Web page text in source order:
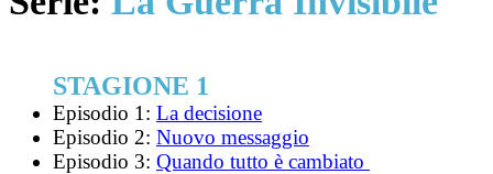
STAGIONE 1
Episodio 1: La decisione
Episodio 2: Nuovo messaggio
Episodio 3: Quando tutto è cambiato